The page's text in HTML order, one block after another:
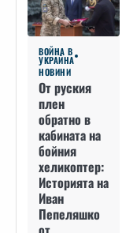
ВОЙНА В
УКРАЙНА
НОВИНИ
От руския
плен
обратно в
кабината на
бойния
хеликоптер:
Историята на
Иван
Пепеляшко